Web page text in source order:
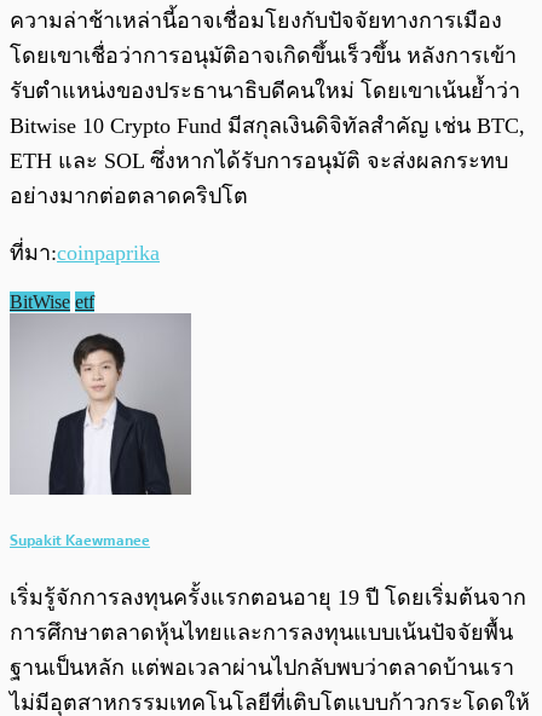
ความล่าช้าเหล่านี้อาจเชื่อมโยงกับปัจจัยทางการเมือง
โดยเขาเชื่อว่าการอนุมัติอาจเกิดขึ้นเร็วขึ้น หลังการเข้า
รับตำแหน่งของประธานาธิบดีคนใหม่ โดยเขาเน้นย้ำว่า
Bitwise 10 Crypto Fund มีสกุลเงินดิจิทัลสำคัญ เช่น BTC,
ETH และ SOL ซึ่งหากได้รับการอนุมัติ จะส่งผลกระทบ
อย่างมากต่อตลาดคริปโต
ที่มา:coinpaprika
BitWise etf
Supakit Kaewmanee
เริ่มรู้จักการลงทุนครั้งแรกตอนอายุ 19 ปี โดยเริ่มต้นจาก
การศึกษาตลาดหุ้นไทยและการลงทุนแบบเน้นปัจจัยพื้น
ฐานเป็นหลัก แต่พอเวลาผ่านไปกลับพบว่าตลาดบ้านเรา
ไม่มีอุตสาหกรรมเทคโนโลยีที่เติบโตแบบก้าวกระโดดให้